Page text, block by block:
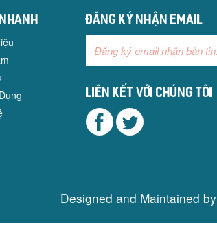
Đăng ký nhận email
Liên kết với chúng tôi
Designed and Maintained by